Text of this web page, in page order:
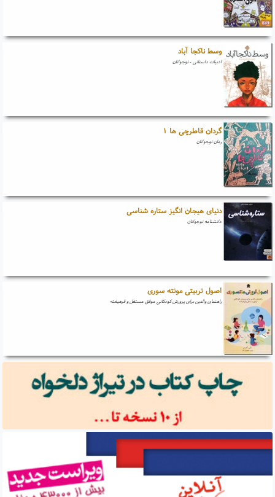
وسط ناکجا آباد
ادبیات داستانی - نوجوانان
گردان قاطرچی ها ۱
رمان نوجوانان
دنیای هیجان انگیز ستاره شناسی
دانشنامه نوجوانان
اصول تربیتی مونته سوری
راهنمای والدین برای پرورش کودکانی موفق مستقل و فرهیخته